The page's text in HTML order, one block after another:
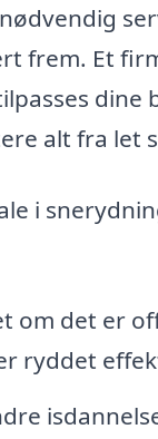
frem. Et
dine
alt fra let
i
om det er
ryddet